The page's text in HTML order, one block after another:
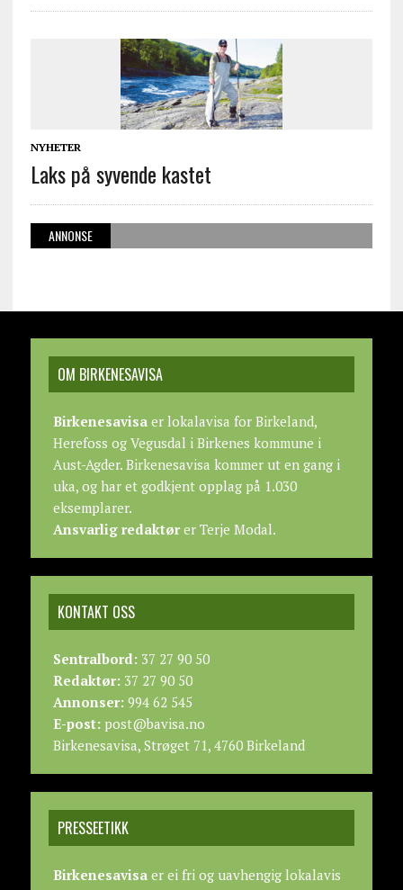
NYHETER
Laks på syvende kastet
ANNONSE
OM BIRKENESAVISA
Birkenesavisaer lokalavisa for Birkeland,
Herefoss og Vegusdal i Birkenes kommune i
Aust-Agder. Birkenesavisa kommer ut en gang i
uka, og har et godkjent opplag på 1.030
eksemplarer.
Ansvarlig redaktører Terje Modal.
KONTAKT OSS
Sentralbord:37 27 90 50
Redaktør:37 27 90 50
Annonser:994 62 545
E-post:post@bavisa.no
Birkenesavisa, Strøget 71, 4760 Birkeland
PRESSEETIKK
Birkenesavisaer ei fri og uavhengig lokalavis